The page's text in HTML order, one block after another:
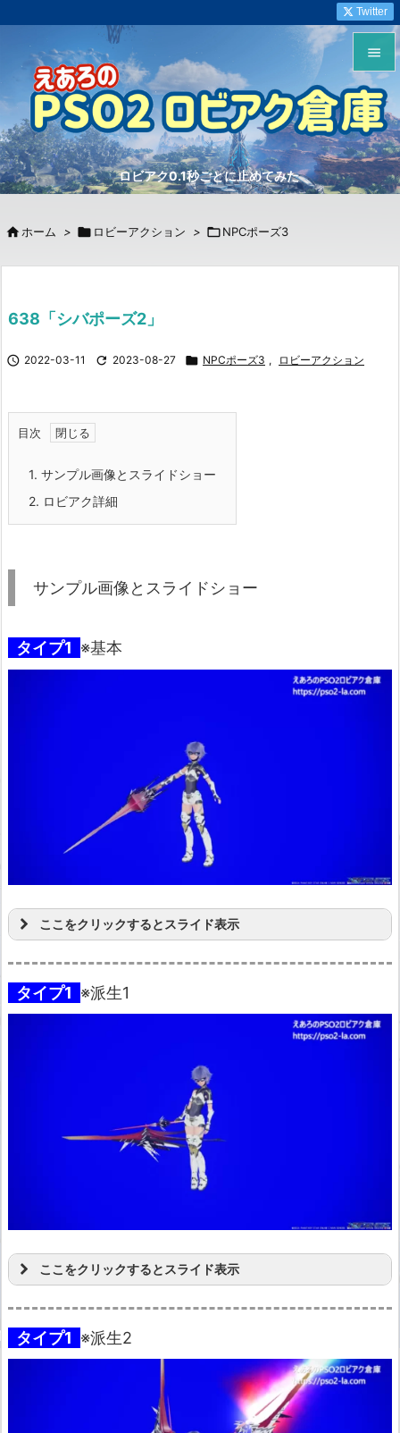
ロビアク0.1秒ごとに止めてみた


メニュ

サイド


Twitter
 ホーム >  ロビーアクション > NPCポーズ3
638「シバポーズ2」
 2022-03-11  2023-08-27  NPCポーズ3 , ロビーアクション
目次
1. サンプル画像とスライドショー
2. ロビアク詳細
サンプル画像とスライドショー
タイプ1 ※基本
ここをクリックするとスライド表示
タイプ1 ※派生1
ここをクリックするとスライド表示
タイプ1 ※派生2